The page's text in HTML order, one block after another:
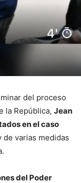
del proceso
la República, Jean
en el caso
varias medidas
del Poder